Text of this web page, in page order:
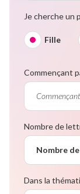
Je cherche un
Fille
Commençant
Nombre de
Nombre
Dans la